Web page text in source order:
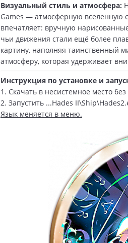
Визуальный стиль и атмосфера:
Games — атмосферную вселенную
впечатляет: вручную
чьи движения стали ещё более
картину, наполняя таинственный
атмосферу, которая удерживает
Инструкция по установке и
1. Скачать в несистемное место
2. Запустить ...Hades
Язык меняется в меню.